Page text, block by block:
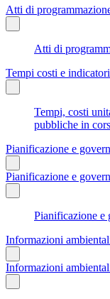
Atti di
Atti di
Tempi costi e
Tempi, costi
pubbliche in
Pianificazione e
Pianificazione e
Pianificazione e
Informazioni
Informazioni